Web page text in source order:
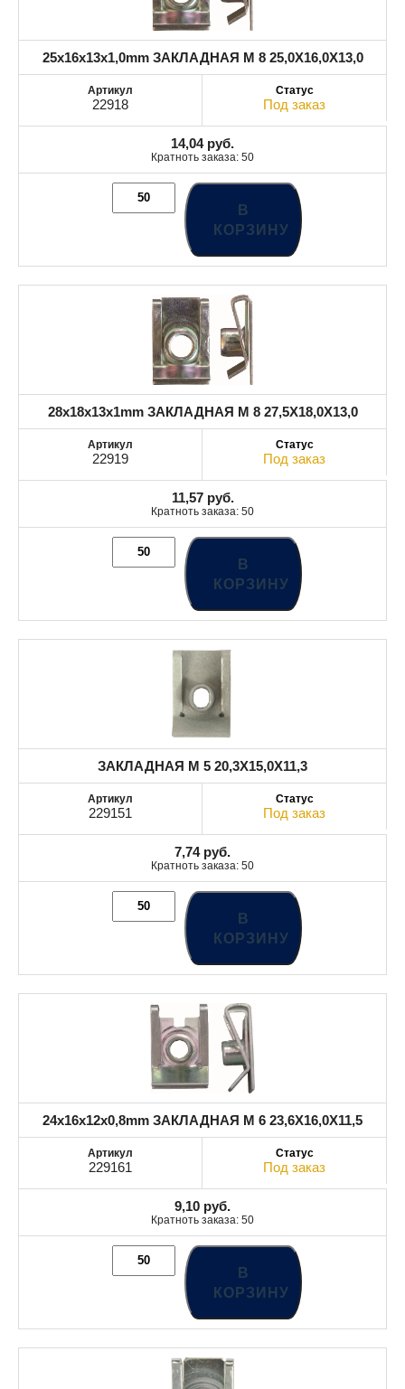
25x16x13x1,0mm ЗАКЛАДНАЯ M 8 25,0X16,0X13,0
22918 Под заказ
14,04 руб.
Кратноть заказа: 50
В
КОРЗИНУ
28x18x13x1mm ЗАКЛАДНАЯ M 8 27,5X18,0X13,0
22919 Под заказ
11,57 руб.
Кратноть заказа: 50
В
КОРЗИНУ
ЗАКЛАДНАЯ M 5 20,3X15,0X11,3
229151 Под заказ
7,74 руб.
Кратноть заказа: 50
В
КОРЗИНУ
24x16x12x0,8mm ЗАКЛАДНАЯ M 6 23,6X16,0X11,5
229161 Под заказ
9,10 руб.
Кратноть заказа: 50
В
КОРЗИНУ